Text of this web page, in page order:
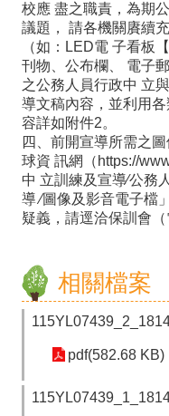
數
學
習
資
源
檔
載
計
校應 盡之職責，為期
議題， 請各機關賡續
（如：LED電 子看板
刊物、公布欄、 電子
之公務人員行政中 立
導文稿內容，並利用
容詳如附件2。
四、前開宣導所需之
球資 訊網（https://
中 立訓練及宣導∕公務
導 ∕圖像及影音電子檔
疑義，請逕洽保訓會
相關檔案
pdf(582.68 KB)